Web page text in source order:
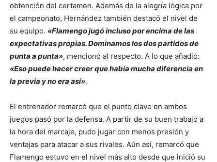
obtención del certamen. Además de la alegría lógica por
el campeonato, Hernández también destacó el nivel de
su equipo. «Flamengo jugó incluso por encima de las
expectativas propias. Dominamos los dos partidos de
punta a punta», mencionó al respecto. A lo que añadió:
«Eso puede hacer creer que había mucha diferencia en
la previa y no era así».
El entrenador remarcó que el punto clave en ambos
juegos pasó por la defensa. A partir de su buen trabajo a
la hora del marcaje, pudo jugar con menos presión y
ventajas para atacar a sus rivales. Aún así, remarcó que
Flamengo estuvo en el nivel más alto desde que inició su